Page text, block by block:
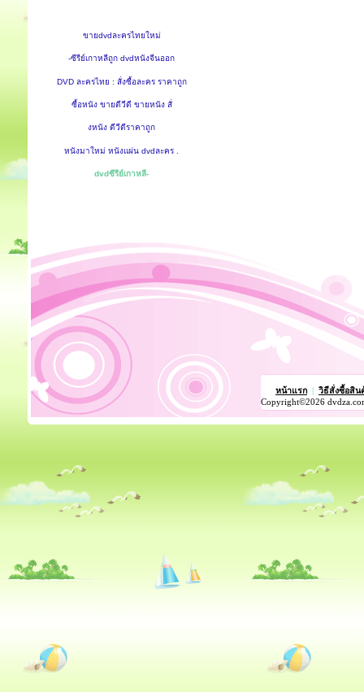
ขายdvdละครไทยใหม่
-ซีรีย์เกาหลีถูก dvdหนังจีนออก
DVD ละครไทย : สั่งซื้อละคร ราคาถูก
ซื้อหนัง ขายดีวีดี ขายหนัง สั่
งหนัง ดีวีดีราคาถูก
หนังมาใหม่ หนังแผ่น dvdละคร .
dvdซีรีย์เกาหลี-
หน้าแรก
วิธีสั่งซื้อสิน
Copyright©2026